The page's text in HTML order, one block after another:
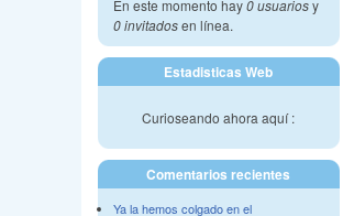
En este momento hay0 usuariosy
0 invitadosen línea.
Estadisticas Web
Curioseando ahora aquí :
Comentarios recientes
Ya la hemos colgado en el